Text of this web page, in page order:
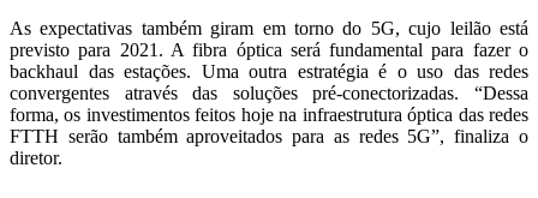
As expectativas também giram em torno do 5G, cujo leilão está
previsto para 2021. A fibra óptica será fundamental para fazer o
backhaul das estações. Uma outra estratégia é o uso das redes
convergentes através das soluções pré-conectorizadas. “Dessa
forma, os investimentos feitos hoje na infraestrutura óptica das redes
FTTH serão também aproveitados para as redes 5G”, finaliza o
diretor.